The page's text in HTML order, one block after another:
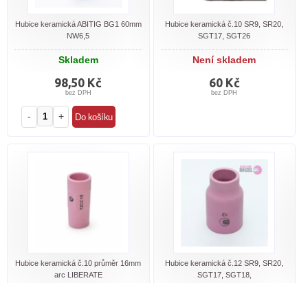
Hubice keramická ABITIG BG1 60mm
NW6,5
Skladem
98,50 Kč
bez DPH
- +
Hubice keramická č.10 SR9, SR20,
SGT17, SGT26
Není skladem
60 Kč
bez DPH
Hubice keramická č.10 průměr 16mm
arc LIBERATE
Hubice keramická č.12 SR9, SR20,
SGT17, SGT18,